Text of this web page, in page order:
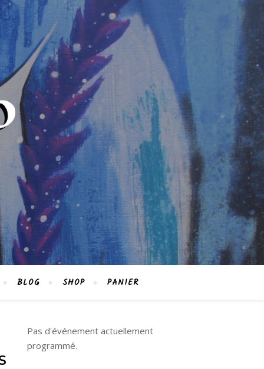
BLOG SHOP PANIER
Pas d'événement actuellement
programmé.